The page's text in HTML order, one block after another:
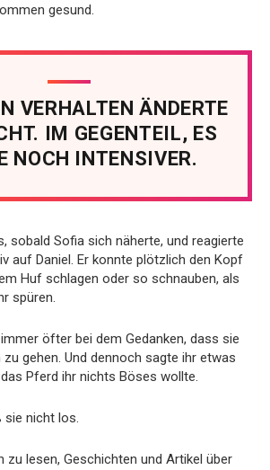
gesund.
VERHALTEN ÄNDERTE
IM GEGENTEIL, ES
NOCH INTENSIVER.
sobald Sofia sich näherte, und reagierte
auf Daniel. Er konnte plötzlich den Kopf
Huf schlagen oder so schnauben, als
spüren.
öfter bei dem Gedanken, dass sie
gehen. Und dennoch sagte ihr etwas
Pferd ihr nichts Böses wollte.
sie nicht los.
zu lesen, Geschichten und Artikel über